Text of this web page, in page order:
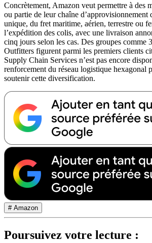
Concrètement, Amazon veut permettre à des
ou partie de leur chaîne d’approvisionnement
unique, du fret maritime, aérien, terrestre ou
l’expédition des colis, avec une livraison
cinq jours selon les cas. Des groupes comme
Outfitters figurent parmi les premiers clients
Supply Chain Services n’est pas encore
renforcement du réseau logistique hexagonal
soutenir cette diversification.
# Amazon
Poursuivez votre lecture :